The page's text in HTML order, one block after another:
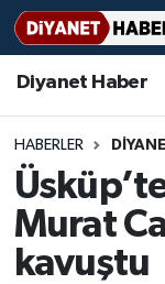
Diyanet Haber
HABERLER
Murat
kavuştu
Diyanet
Teşkilat
Adana
Adıyaman
Ağrı
Gündem
#Keşfet
Bir Ayet
Bir Hikaye
Dini
Aile Dergisi
Aylık Dergi
İmam Hatip
Başmakale
Hadis-i
Hayat
Nöbetçi
Hava
Ankara
Trafik